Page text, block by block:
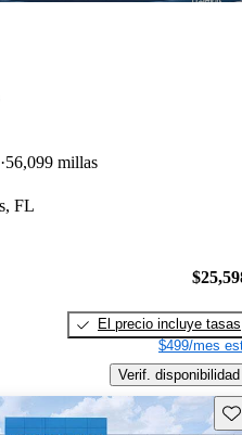
56,099 millas
FL
El precio incluye tasas
$499/mes
Verif. disponibilidad